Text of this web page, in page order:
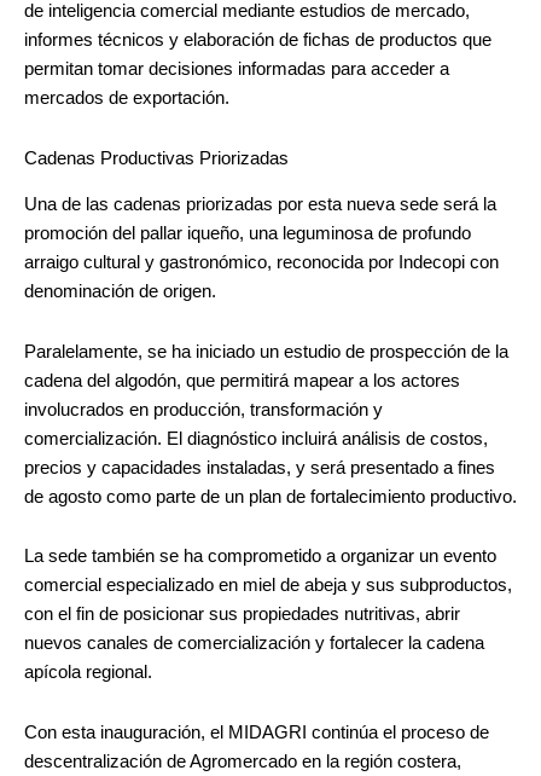
de inteligencia comercial mediante estudios de mercado,
informes técnicos y elaboración de fichas de productos que
permitan tomar decisiones informadas para acceder a
mercados de exportación.
Cadenas Productivas Priorizadas
Una de las cadenas priorizadas por esta nueva sede será la
promoción del pallar iqueño, una leguminosa de profundo
arraigo cultural y gastronómico, reconocida por Indecopi con
denominación de origen.
Paralelamente, se ha iniciado un estudio de prospección de la
cadena del algodón, que permitirá mapear a los actores
involucrados en producción, transformación y
comercialización. El diagnóstico incluirá análisis de costos,
precios y capacidades instaladas, y será presentado a fines
de agosto como parte de un plan de fortalecimiento productivo.
La sede también se ha comprometido a organizar un evento
comercial especializado en miel de abeja y sus subproductos,
con el fin de posicionar sus propiedades nutritivas, abrir
nuevos canales de comercialización y fortalecer la cadena
apícola regional.
Con esta inauguración, el MIDAGRI continúa el proceso de
descentralización de Agromercado en la región costera,